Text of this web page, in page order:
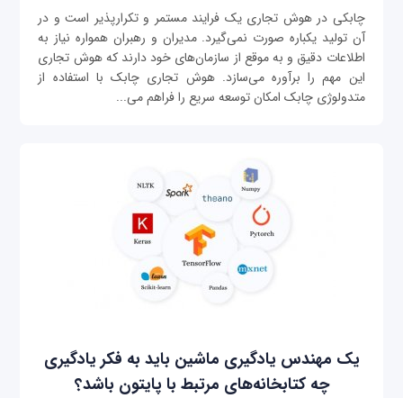
چابکی در هوش تجاری یک فرایند مستمر و تکرارپذیر است و در
آن تولید یکباره صورت نمی‌گیرد. مدیران و رهبران همواره نیاز به
اطلاعات دقیق و به موقع از سازمان‌های خود دارند که هوش تجاری
این مهم را برآوره می‌سازد. هوش تجاری چابک با استفاده از
متدولوژی چابک امکان توسعه سریع را فراهم می‌...
یک مهندس یادگیری ماشین باید به فکر یادگیری
چه کتابخانه‌های مرتبط با پایتون باشد؟